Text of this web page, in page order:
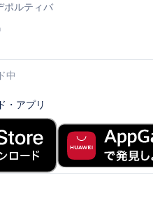
ポルティバ
中
・アプリ